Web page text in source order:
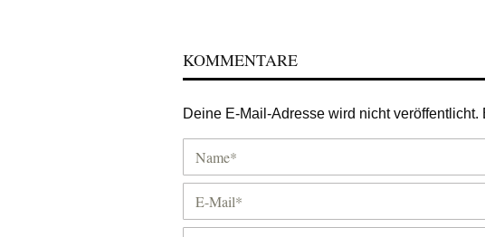
KOMMENTARE
Deine E-Mail-Adresse wird nicht veröffentlicht.